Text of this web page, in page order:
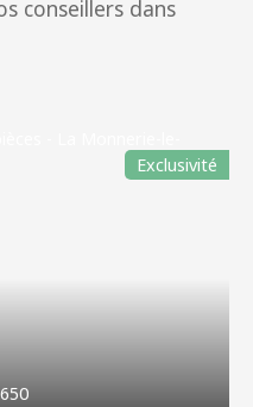
conseillers dans
Exclusivité